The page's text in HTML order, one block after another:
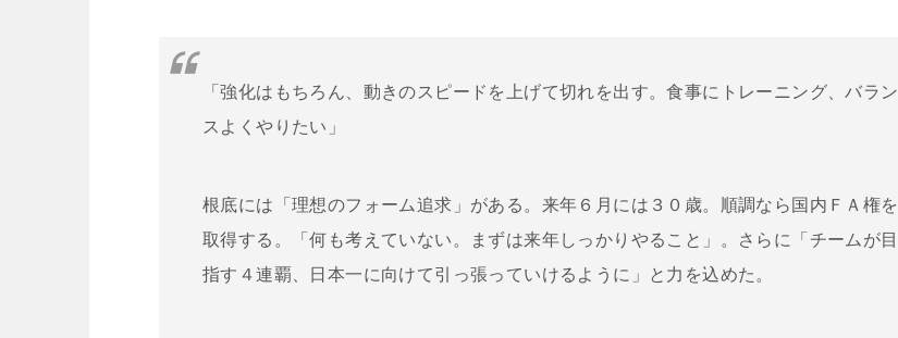
「強化はもちろん、動きのスピードを上げて切れを出す。食事にトレーニング、バラン
スよくやりたい」
根底には「理想のフォーム追求」がある。来年６月には３０歳。順調なら国内ＦＡ権を
取得する。「何も考えていない。まずは来年しっかりやること」。さらに「チームが目
指す４連覇、日本一に向けて引っ張っていけるように」と力を込めた。